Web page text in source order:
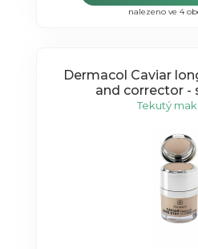
nalezeno ve 4
Dermacol Caviar
and corrector -
Tekutý